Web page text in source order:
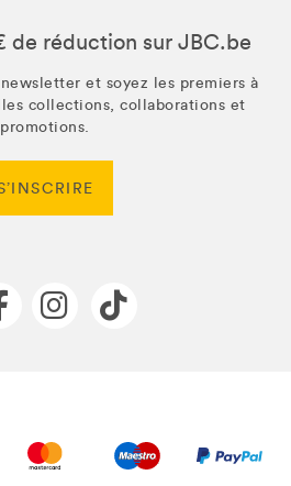
de réduction sur JBC.be
et soyez les premiers à
collections, collaborations et
promotions.